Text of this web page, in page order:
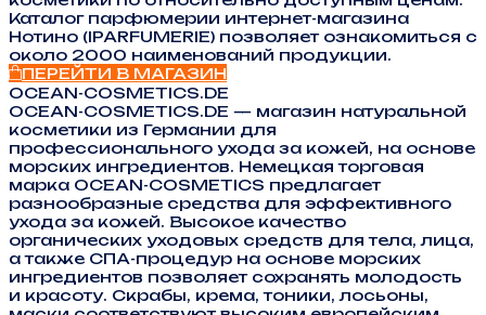
Каталог парфюмерии интернет-магазина
Нотино (IPARFUMERIE) позволяет ознакомиться с
около 2000 наименований продукции.
ПЕРЕЙТИ В МАГАЗИН
OCEAN-COSMETICS.DE
OCEAN-COSMETICS.DE — магазин натуральной
косметики из Германии для
профессионального ухода за кожей, на основе
морских ингредиентов. Немецкая торговая
марка OCEAN-COSMETICS предлагает
разнообразные средства для эффективного
ухода за кожей. Высокое качество
органических уходовых средств для тела, лица,
а также СПА-процедур на основе морских
ингредиентов позволяет сохранять молодость
и красоту. Скрабы, крема, тоники, лосьоны,